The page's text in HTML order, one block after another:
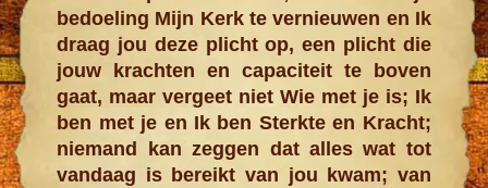
bedoeling Mijn Kerk te vernieuwen en Ik
draag jou deze plicht op, een plicht die
jouw krachten en capaciteit te boven
gaat, maar vergeet niet Wie met je is; Ik
ben met je en Ik ben Sterkte en Kracht;
niemand kan zeggen dat alles wat tot
vandaag is bereikt van jou kwam; van